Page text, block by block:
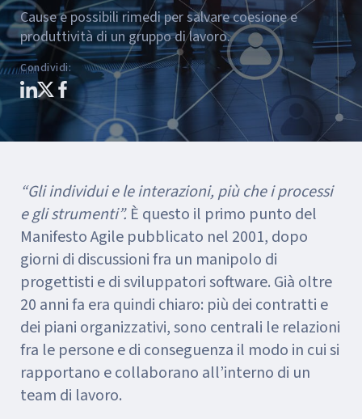
Cause e possibili rimedi per salvare coesione e
produttività di un gruppo di lavoro.
Condividi:
“Gli individui e le interazioni, più che i processi
e gli strumenti”. È questo il primo punto del
Manifesto Agile pubblicato nel 2001, dopo
giorni di discussioni fra un manipolo di
progettisti e di sviluppatori software. Già oltre
20 anni fa era quindi chiaro: più dei contratti e
dei piani organizzativi, sono centrali le relazioni
fra le persone e di conseguenza il modo in cui si
rapportano e collaborano all’interno di un
team di lavoro.